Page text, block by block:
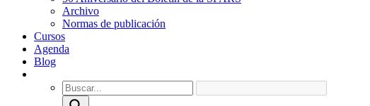
Archivo
Normas de publicación
Cursos
Agenda
Blog